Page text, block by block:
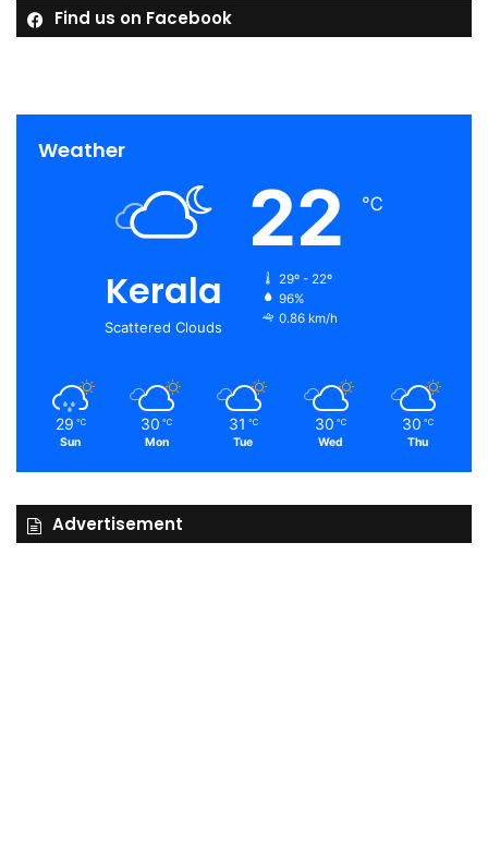
Find us on Facebook
Weather
Kerala
Scattered Clouds
22 ℃
29º - 22º
96%
0.86 km/h
29 ℃
Sun
30 ℃
Mon
31 ℃
Tue
30 ℃
Wed
30 ℃
Thu
Advertisement